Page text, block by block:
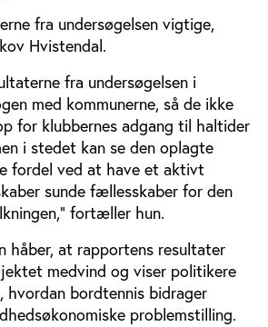
fra undersøgelsen vigtige,
Hvistendal.
fra undersøgelsen i
med kommunerne, så de ikke
for klubbernes adgang til haltider
i stedet kan se den oplagte
fordel ved at have et aktivt
sunde fællesskaber for den
fortæller hun.
håber, at rapportens resultater
medvind og viser politikere
hvordan bordtennis bidrager
problemstilling.